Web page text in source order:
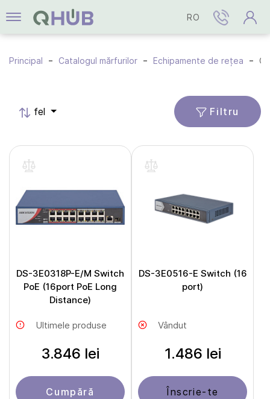
RO
Principal Catalogul mărfurilor Echipamente de rețea
fel Filtru
DS-3E0318P-E/M Switch
PoE (16port PoE Long
Distance)
Ultimele produse
3.846 lei
Cumpără
DS-3E0516-E Switch (16
port)
Vândut
1.486 lei
Înscrie-te